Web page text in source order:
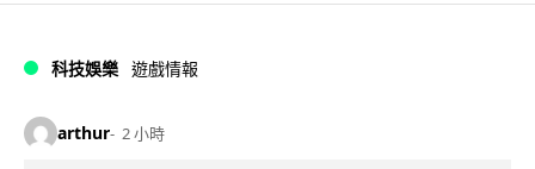
科技娛樂 遊戲情報
arthur 2 小時